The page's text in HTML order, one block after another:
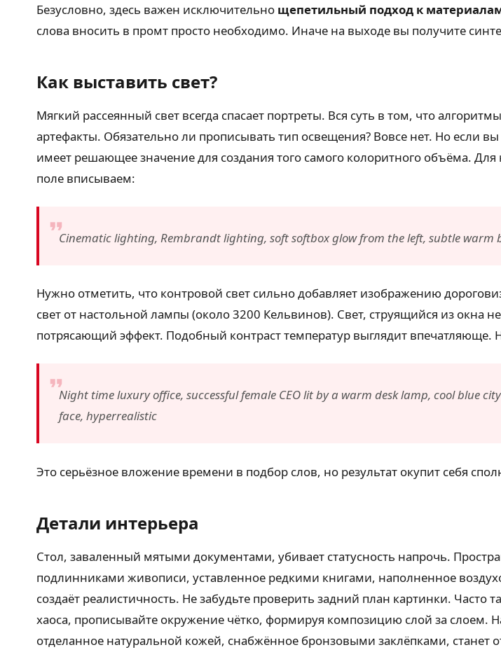
Безусловно, здесь важен исключительно щепетильный подход к
слова вносить в промт просто необходимо. Иначе на выходе вы получите
Как выставить свет?
Мягкий рассеянный свет всегда спасает портреты. Вся суть в том, что
артефакты. Обязательно ли прописывать тип освещения? Вовсе нет. Но если
имеет решающее значение для создания того самого колоритного объёма. Для
поле вписываем:
Cinematic lighting, Rembrandt lighting, soft softbox glow from the left, subtle
Нужно отметить, что контровой свет сильно добавляет изображению
свет от настольной лампы (около 3200 Кельвинов). Свет, струящийся из
потрясающий эффект. Подобный контраст температур выглядит впечатляюще.
Night time luxury office, successful female CEO lit by a warm desk lamp, cool blue
face, hyperrealistic
Это серьёзное вложение времени в подбор слов, но результат окупит себя
Детали интерьера
Стол, заваленный мятыми документами, убивает статусность напрочь.
подлинниками живописи, уставленное редкими книгами, наполненное
создаёт реалистичность. Не забудьте проверить задний план картинки.
хаоса, прописывайте окружение чётко, формируя композицию слой за слоем.
отделанное натуральной кожей, снабжённое бронзовыми заклёпками, станет